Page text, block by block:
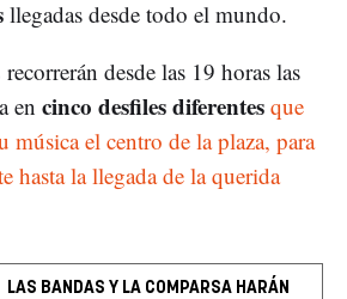
llegadas desde todo el mundo.
recorrerán desde las 19 horas las
en cinco desfiles diferentes que
música el centro de la plaza, para
hasta la llegada de la querida
LAS BANDAS Y LA COMPARSA HARÁN